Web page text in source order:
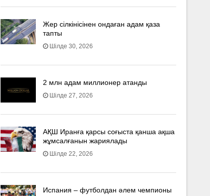
Жер сілкінісінен ондаған адам қаза
тапты
Шілде 30, 2026
2 млн адам миллионер атанды
Шілде 27, 2026
АҚШ Иранға қарсы соғыста қанша ақша
жұмсалғанын жариялады
Шілде 22, 2026
Испания – футболдан әлем чемпионы